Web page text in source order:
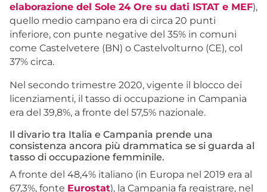
elaborazione del Sole 24 Ore su dati ISTAT e MEF),
quello medio campano era di circa 20 punti
inferiore, con punte negative del 35% in comuni
come Castelvetere (BN) o Castelvolturno (CE), col
37% circa.
Nel secondo trimestre 2020, vigente il blocco dei
licenziamenti, il tasso di occupazione in Campania
era del 39,8%, a fronte del 57,5% nazionale.
Il divario tra Italia e Campania prende una
consistenza ancora più drammatica se si guarda al
tasso di occupazione femminile.
A fronte del 48,4% italiano (in Europa nel 2019 era al
67,3%, fonte Eurostat), la Campania fa registrare, nel